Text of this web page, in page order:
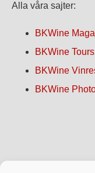
Alla våra sajter:
BKWine
BKWine Tours
BKWine
BKWine